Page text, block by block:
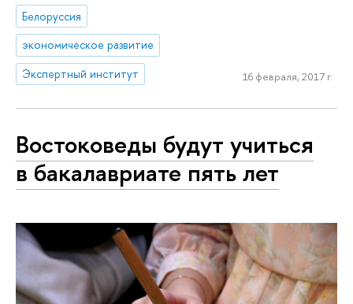
Белоруссия
экономическое развитие
Экспертный институт
16 февраля, 2017 г.
Востоковеды будут учиться
в бакалавриате пять лет